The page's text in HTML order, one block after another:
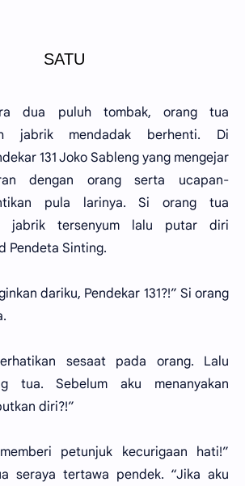
SATU
dua puluh tombak, orang tua
jabrik mendadak berhenti. Di
131 Joko Sableng yang mengejar
dengan orang serta ucapan-
pula larinya. Si orang tua
jabrik tersenyum lalu putar diri
Pendeta Sinting.
dariku, Pendekar 131?!” Si orang
sesaat pada orang. Lalu
tua. Sebelum aku menanyakan
diri?!”
petunjuk kecurigaan hati!”
seraya tertawa pendek. “Jika aku